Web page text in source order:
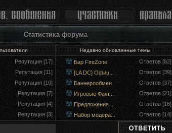
Статистика форума
Недавно обновленные темы
Репутация [17]
Репутация [11]
Репутация [10]
Репутация [7]
Репутация [4]
Репутация [3]
Бар FireZone
Ответов [82]
[LA DC] Офиц...
Ответов [39]
Баннерообмен
Ответов [37]
Игровые Факт...
Ответов [21]
Предложения ...
Ответов [16]
Набор модера...
Ответов [14]